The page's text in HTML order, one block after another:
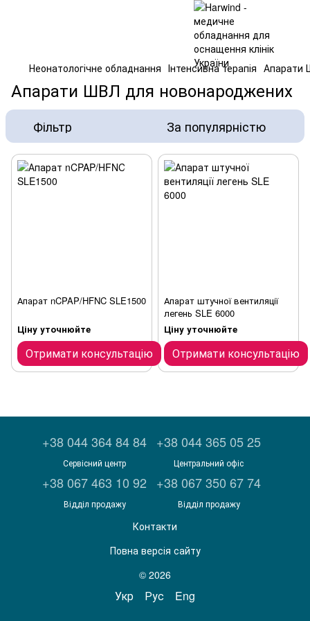
Неонатологічне обладнання Інтенсивна терапія Апарати
Апарати ШВЛ для новонароджених
Фільтр За популярністю
Апарат nCPAP/HFNC SLE1500
Ціну уточнюйте
Отримати консультацію
Апарат штучної вентиляції
легень SLE 6000
Ціну уточнюйте
Отримати консультацію
+38 044 364 84 84
Сервісний центр
+38 044 365 05 25
Центральний офіс
+38 067 463 10 92
Відділ продажу
+38 067 350 67 74
Відділ продажу
Контакти
Повна версія сайту
© 2026
Укр Рус Eng